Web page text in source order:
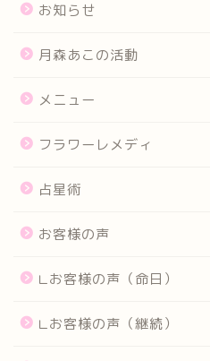
お知らせ
月森あこの活動
メニュー
フラワーレメディ
占星術
お客様の声
∟お客様の声（命日）
∟お客様の声（継続）